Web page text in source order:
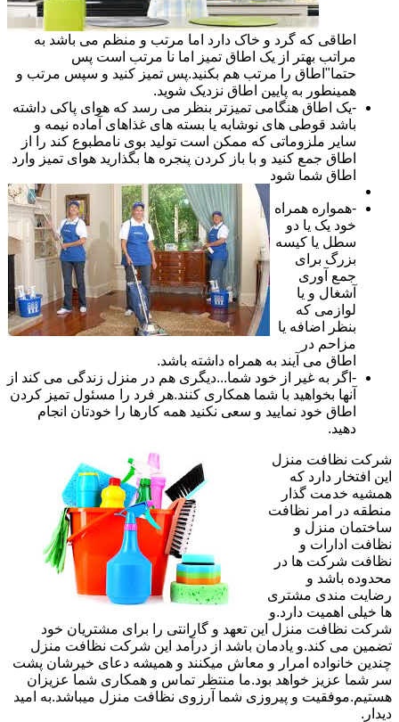
اطاقی که گرد و خاک دارد اما مرتب و منظم می باشد به
مراتب بهتر از یک اطاق تمیز اما نا مرتب است پس
حتما"اطاق را مرتب هم بکنید.پس تمیز کنید و سپس مرتب و
همینطور به پایین اطاق نزدیک شوید.
-یک اطاق هنگامی تمیزتر بنظر می رسد که هوای پاکی داشته
باشد قوطی های نوشابه یا بسته های غذاهای آماده نیمه و
سایر ملزوماتی که ممکن است تولید بوی نامطبوع کند را از
اطاق جمع کنید و با باز کردن پنجره ها بگذارید هوای تمیز وارد
اطاق شما شود
-همواره همراه
خود یک یا دو
سطل یا کیسه
بزرگ برای
جمع آوری
آشغال و یا
لوازمی که
بنظر اضافه یا
مزاحم در
اطاق می آیند به همراه داشته باشد.
-اگر به غیر از خود شما...دیگری هم در منزل زندگی می کند از
آنها بخواهید با شما همکاری کنند.هر فرد را مسئول تمیز کردن
اطاق خود نمایید و سعی نکنید همه کارها را خودتان انجام
دهید.
شرکت نظافت منزل
این افتخار دارد که
همشیه خدمت گذار
منطقه در امر نظافت
ساختمان منزل و
نظافت ادارات و
نظافت شرکت ها در
محدوده باشد و
رضایت مندی مشتری
ها خیلی اهمیت دارد.و
شرکت نظافت منزل این تعهد و گارانتی را برای مشتریان خود
تضمین می کند.و یادمان باشد از درآمد این شرکت نظافت منزل
چندین خانواده امرار و معاش میکنند و همیشه دعای خیرشان پشت
سر شما عزیز خواهد بود.ما منتظر تماس و همکاری شما عزیزان
هستیم.موفقیت و پیروزی شما آرزوی نظافت منزل میباشد.به امید
دیدار.